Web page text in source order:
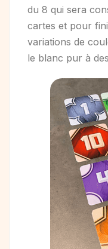
du 8 qui sera
cartes et pour
variations de
le blanc pur à